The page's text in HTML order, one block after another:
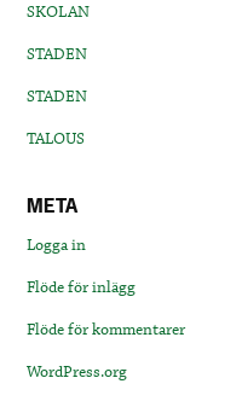
SKOLAN
STADEN
STADEN
TALOUS
META
Logga in
Flöde för inlägg
Flöde för kommentarer
WordPress.org